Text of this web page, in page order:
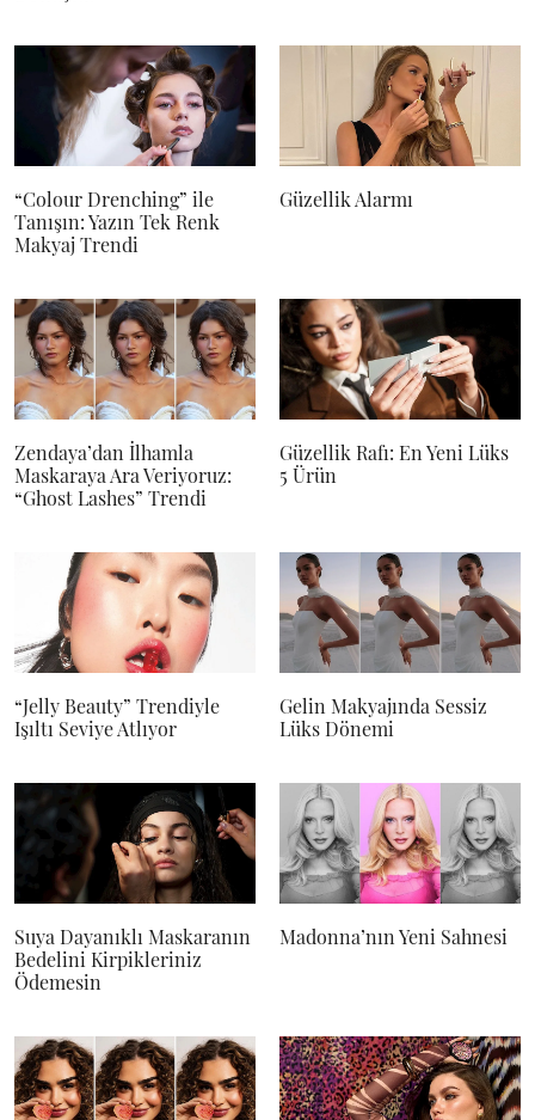
“Colour Drenching” ile
Tanışın: Yazın Tek Renk
Makyaj Trendi
Güzellik Alarmı
Zendaya’dan İlhamla
Maskaraya Ara Veriyoruz:
“Ghost Lashes” Trendi
Güzellik Rafı: En Yeni Lüks
5 Ürün
“Jelly Beauty” Trendiyle
Işıltı Seviye Atlıyor
Gelin Makyajında Sessiz
Lüks Dönemi
Suya Dayanıklı Maskaranın
Bedelini Kirpikleriniz
Ödemesin
Madonna’nın Yeni Sahnesi